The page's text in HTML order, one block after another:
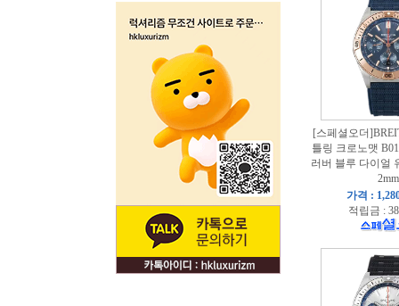
[스페셜오더
틀링 크로노맷
러버 블루 다이얼
2mm
가격 :
적립금 :